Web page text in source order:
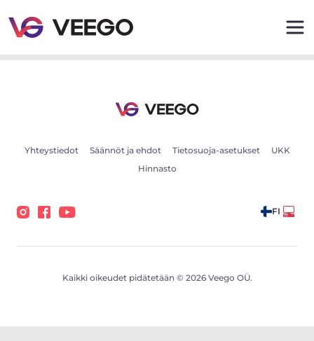
Yhteystiedot Säännöt ja ehdot Tietosuoja-asetukset
UKK
Hinnasto
FI
Kaikki oikeudet pidätetään © 2026 Veego OÜ.